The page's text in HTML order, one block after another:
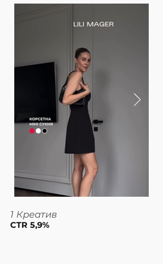
1 Креатив
CTR 5,9%